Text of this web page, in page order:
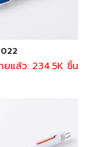
ยแล้ว: 234.5K ชิ้น